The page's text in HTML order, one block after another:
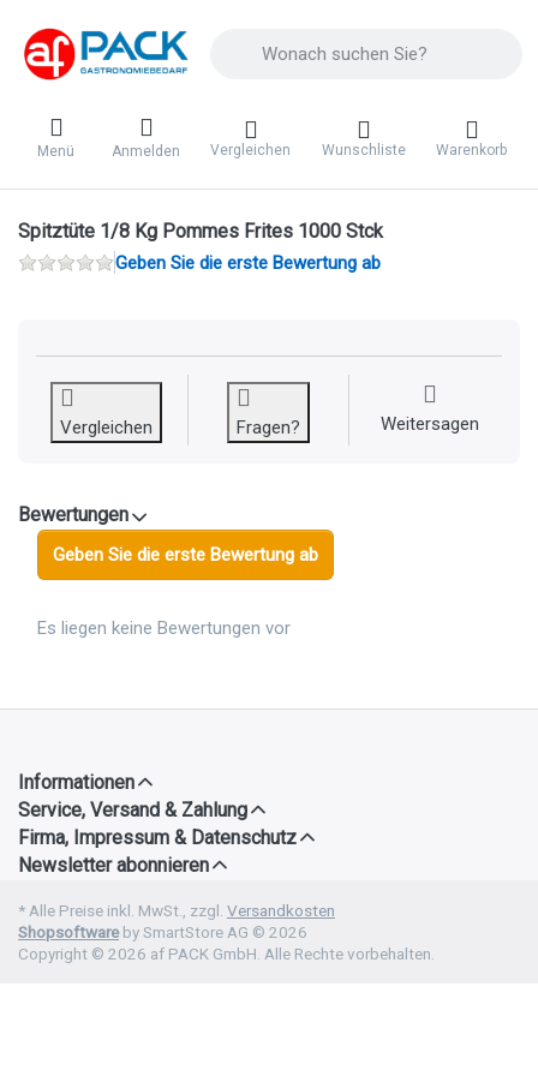
Menü Anmelden Vergleichen Wunschliste Warenkorb
Spitztüte 1/8 Kg Pommes Frites 1000 Stck
Geben Sie die erste Bewertung ab
Vergleichen Fragen? Weitersagen
Bewertungen
Geben Sie die erste Bewertung ab
Es liegen keine Bewertungen vor
Informationen
Service, Versand & Zahlung
Firma, Impressum & Datenschutz
Newsletter abonnieren
* Alle Preise inkl. MwSt., zzgl. Versandkosten
Shopsoftwareby SmartStore AG © 2026
Copyright © 2026 af PACK GmbH. Alle Rechte vorbehalten.